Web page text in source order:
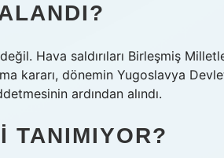
Hava saldırıları Birleşmiş
kararı, dönemin Yugoslavya
ardından alındı.
TANIMIYOR?